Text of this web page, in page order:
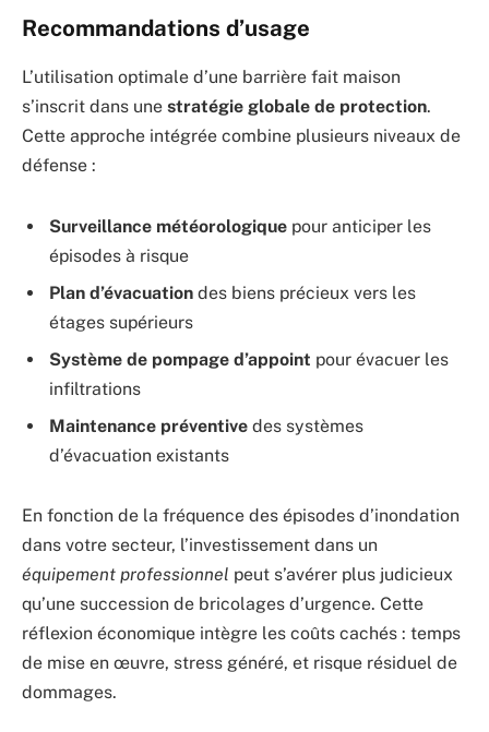
Recommandations d’usage
L’utilisation optimale d’une barrière fait maison
s’inscrit dans une stratégie globale de protection.
Cette approche intégrée combine plusieurs niveaux de
défense :
Surveillance météorologique pour anticiper les
épisodes à risque
Plan d’évacuation des biens précieux vers les
étages supérieurs
Système de pompage d’appoint pour évacuer les
infiltrations
Maintenance préventive des systèmes
d’évacuation existants
En fonction de la fréquence des épisodes d’inondation
dans votre secteur, l’investissement dans un
équipement professionnel peut s’avérer plus judicieux
qu’une succession de bricolages d’urgence. Cette
réflexion économique intègre les coûts cachés : temps
de mise en œuvre, stress généré, et risque résiduel de
dommages.